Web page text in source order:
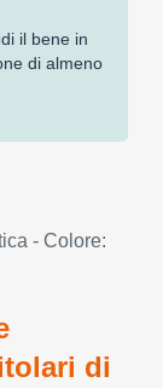
il bene in
di almeno
- Colore:
di